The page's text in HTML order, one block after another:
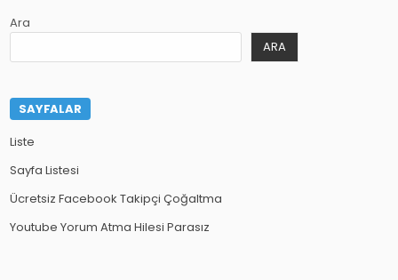
Ara
ARA
SAYFALAR
Liste
Sayfa Listesi
Ücretsiz Facebook Takipçi Çoğaltma
Youtube Yorum Atma Hilesi Parasız